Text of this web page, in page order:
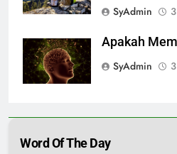
SyAdmin
Apakah
SyAdmin
Word Of The Day